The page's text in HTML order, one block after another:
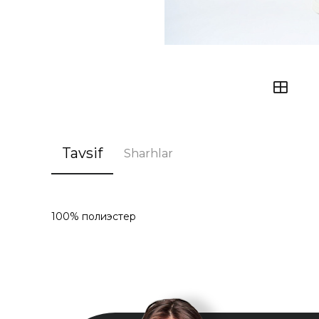
Tavsif Sharhlar
100% полиэстер